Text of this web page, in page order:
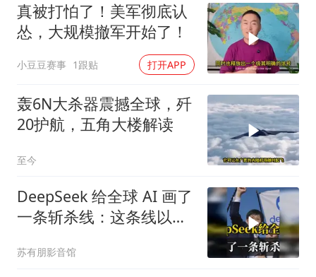
真被打怕了！美军彻底认
怂，大规模撤军开始了！
小豆豆赛事 1跟贴 打开APP
轰6N大杀器震撼全球，歼
20护航，五角大楼解读
至今
DeepSeek 给全球 AI 画了
一条斩杀线：这条线以下
苏有朋影音馆